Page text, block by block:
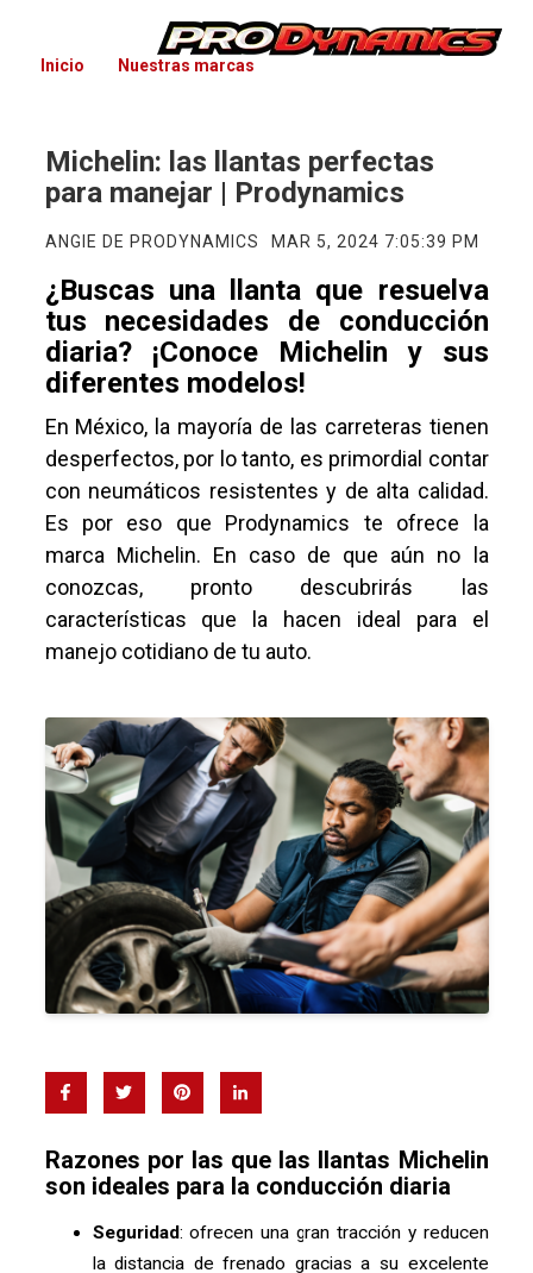
Inicio Nuestras marcas
Michelin: las llantas perfectas
para manejar | Prodynamics
ANGIE DE PRODYNAMICS MAR 5, 2024 7:05:39 PM
¿Buscas una llanta que resuelva
tus necesidades de conducción
diaria? ¡Conoce Michelin y sus
diferentes modelos!
En México, la mayoría de las carreteras tienen
desperfectos, por lo tanto, es primordial contar
con neumáticos resistentes y de alta calidad.
Es por eso que Prodynamics te ofrece la
marca Michelin. En caso de que aún no la
conozcas, pronto descubrirás las
características que la hacen ideal para el
manejo cotidiano de tu auto.
Razones por las que las llantas Michelin
son ideales para la conducción diaria
Seguridad: ofrecen una gran tracción y reducen
la distancia de frenado gracias a su excelente